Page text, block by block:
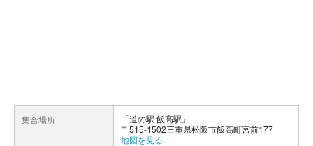
集合場所
「道の駅 飯高駅」
〒515-1502三重県松阪市飯高町宮前177
地図を見る